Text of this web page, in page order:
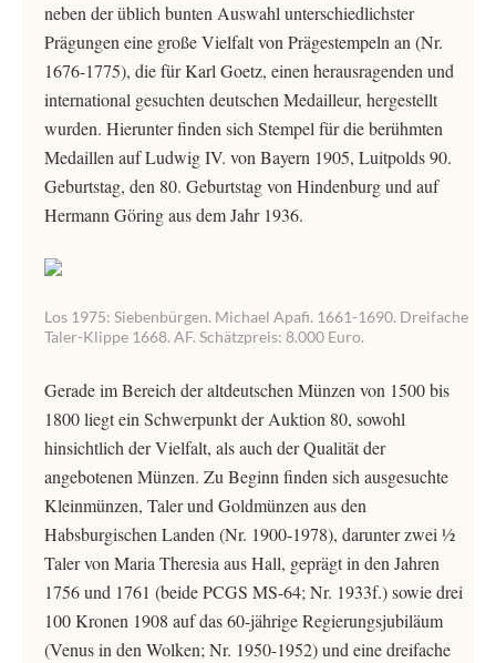
neben der üblich bunten Auswahl unterschiedlichster
Prägungen eine große Vielfalt von Prägestempeln an (Nr.
1676-1775), die für Karl Goetz, einen herausragenden und
international gesuchten deutschen Medailleur, hergestellt
wurden. Hierunter finden sich Stempel für die berühmten
Medaillen auf Ludwig IV. von Bayern 1905, Luitpolds 90.
Geburtstag, den 80. Geburtstag von Hindenburg und auf
Hermann Göring aus dem Jahr 1936.
Los 1975: Siebenbürgen. Michael Apafi. 1661-1690. Dreifache
Taler-Klippe 1668. AF. Schätzpreis: 8.000 Euro.
Gerade im Bereich der altdeutschen Münzen von 1500 bis
1800 liegt ein Schwerpunkt der Auktion 80, sowohl
hinsichtlich der Vielfalt, als auch der Qualität der
angebotenen Münzen. Zu Beginn finden sich ausgesuchte
Kleinmünzen, Taler und Goldmünzen aus den
Habsburgischen Landen (Nr. 1900-1978), darunter zwei ½
Taler von Maria Theresia aus Hall, geprägt in den Jahren
1756 und 1761 (beide PCGS MS-64; Nr. 1933f.) sowie drei
100 Kronen 1908 auf das 60-jährige Regierungsjubiläum
(Venus in den Wolken; Nr. 1950-1952) und eine dreifache